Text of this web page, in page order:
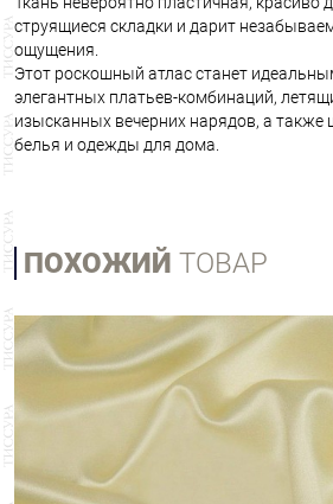
струящиеся складки и дарит
ощущения.
Этот роскошный атлас станет
элегантных платьев-комбинаций,
изысканных вечерних нарядов, а также
белья и одежды для дома.
ПОХОЖИЙ ТОВАР